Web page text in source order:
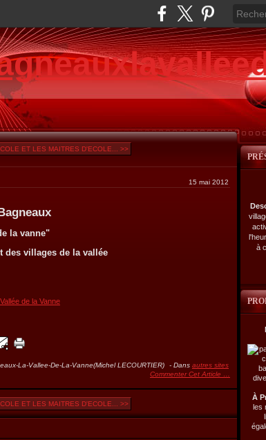
ET LES MAITRES D'ECOLE... >>
15 mai 2012
la vanne"
des villages de la vallée
de la Vanne
La-Vallee-De-La-Vanne(Michel LECOURTIER) - Dans autres sites
Commenter Cet Article
ET LES MAITRES D'ECOLE... >>
à
À
les